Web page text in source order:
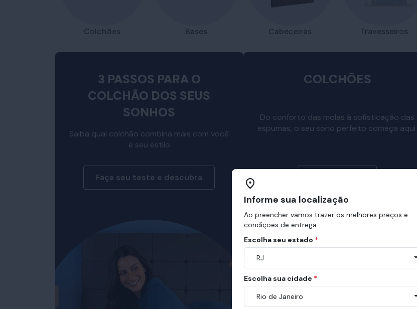
Colchões Bases Cabeceiras Travesseiros
3 PASSOS PARA O
COLCHÃO DOS SEUS
SONHOS
Saiba qual colchão combina mais com você
e seu estilo
Faça seu teste e descubra
COLCHÕES
Do conforto das molas à sofisticação das
espumas, o seu sono perfeito começa aqui.
Informe sua localização
Ao preencher vamos trazer os melhores preços e
condições de entrega
Escolha seu estado *
RJ
Escolha sua cidade *
Rio de Janeiro